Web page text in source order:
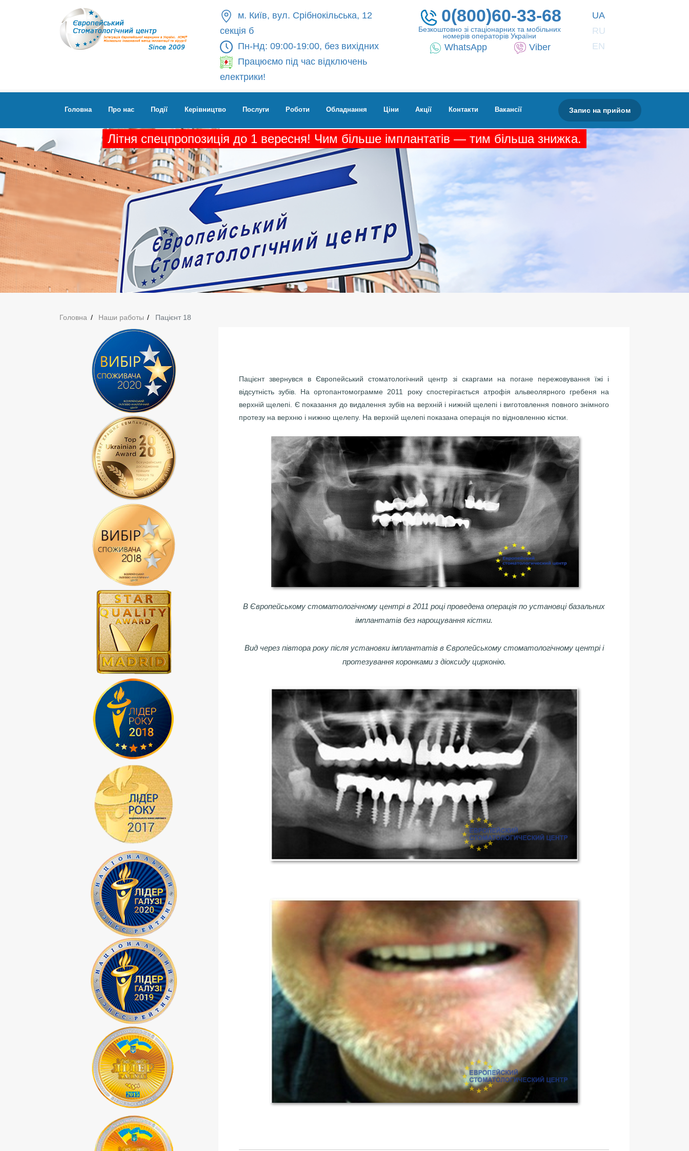
м. Київ, вул. Срібнокільська, 12
секція б
Пн-Нд: 09:00-19:00, без вихідних
Працюємо під час відключень
електрики!
0(800)60-33-68
Безкоштовно зі стаціонарних та мобільних
номерів операторів України
WhatsApp Viber
UA
RU
EN
Головна Про нас Події Керівництво Послуги Роботи Обладнання Ціни Акції Контакти Вакансії Запис на прийом
Літня спецпропозиція до 1 вересня! Чим більше імплантатів — тим більша знижка.
Головна Наши работы Пацієнт 18
Пацієнт звернувся в Європейський стоматологічний центр зі скаргами на погане пережовування їжі і
відсутність зубів. На ортопантомограмме 2011 року спостерігається атрофія альвеолярного гребеня на
верхній щелепі. Є показання до видалення зубів на верхній і нижній щелепі і виготовлення повного знімного
протезу на верхню і нижню щелепу. На верхній щелепі показана операція по відновленню кістки.
В Європейському стоматологічному центрі в 2011 році проведена операція по установці базальних
імплантатів без нарощування кістки.
Вид через півтора року після установки імплантатів в Європейському стоматологічному центрі і
протезування коронками з діоксиду цирконію.